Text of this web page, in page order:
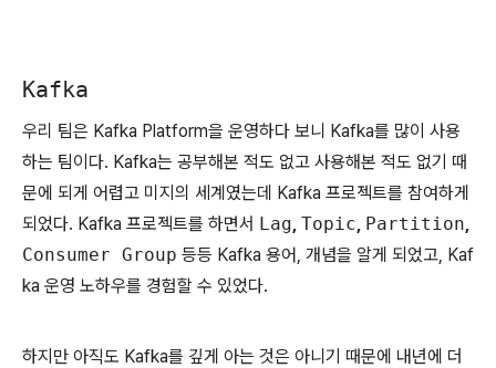
Kafka
우리 팀은 Kafka Platform을 운영하다 보니 Kafka를 많이 사용
하는 팀이다. Kafka는 공부해본 적도 없고 사용해본 적도 없기 때
문에 되게 어렵고 미지의 세계였는데 Kafka 프로젝트를 참여하게
되었다. Kafka 프로젝트를 하면서 Lag Topic Partition
Consumer Group 등등 Kafka 용어, 개념을 알게 되었고, Kaf
ka 운영 노하우를 경험할 수 있었다.
하지만 아직도 Kafka를 깊게 아는 것은 아니기 때문에 내년에 더